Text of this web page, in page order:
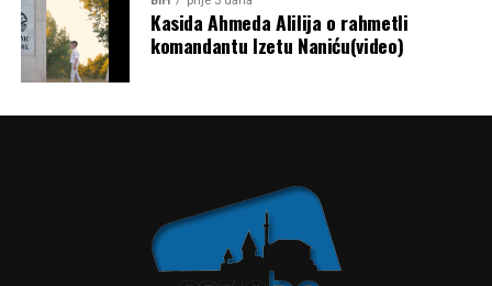
Kasida Ahmeda Alilija o rahmetli
komandantu Izetu Naniću(video)